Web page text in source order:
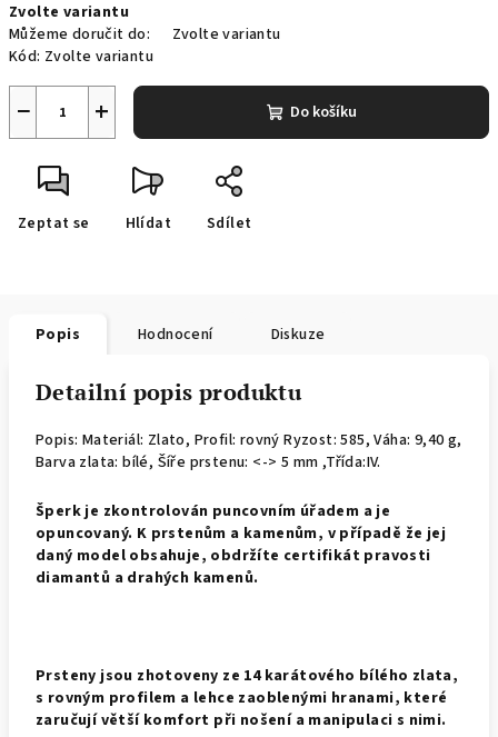
cena:
Zvolte variantu
Můžeme doručit do:
Zvolte variantu
Kód: Zvolte variantu
+
− Do košíku
Zeptat se Hlídat Sdílet
Popis Hodnocení Diskuze
Detailní popis produktu
Popis: Materiál: Zlato, Profil: rovnýRyzost: 585, Váha: 9,40 g,
Barva zlata: bílé, Šíře prstenu: <-> 5 mm ,Třída:IV.
Šperk je zkontrolován puncovním úřadem a je
opuncovaný. K prstenům a kamenům, v případě že jej
daný model obsahuje, obdržíte certifikát pravosti
diamantů a drahých kamenů.
Prsteny jsou zhotoveny ze 14 karátového bílého zlata,
s rovným profilem a lehce zaoblenými hranami, které
zaručují větší komfort při nošení a manipulaci s nimi.